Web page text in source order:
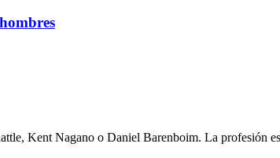
Kent Nagano o Daniel Barenboim. La profesión